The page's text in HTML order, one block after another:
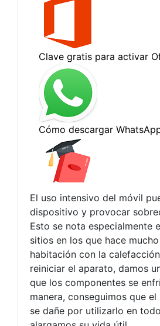
El uso intensivo del móvil
dispositivo y provocar
Esto se nota especialmente
sitios en los que hace
habitación con la
reiniciar el aparato, damos
que los componentes se
manera, conseguimos que
se dañe por utilizarlo en